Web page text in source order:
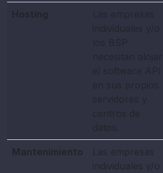
Hosting
Las empresas
individuales y/o
los BSP
necesitan alojar
el software API
en sus propios
servidores y
centros de
datos.
Mantenimiento
Las empresas
individuales y/o